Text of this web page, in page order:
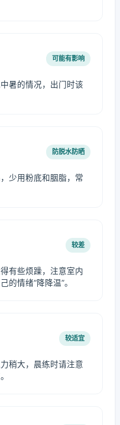
可能有影响
暑的情况，出门时该
防脱水防晒
少用粉底和胭脂，常
较差
有些烦躁，注意室内
的情绪“降降温”。
较适宜
稍大，晨练时请注意